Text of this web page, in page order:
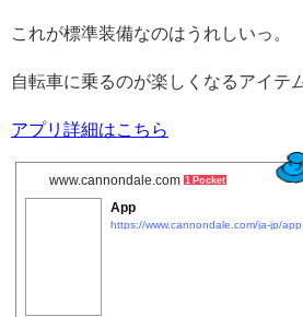
これが標準装備なのはうれしいっ。
自転車に乗るのが楽しくなるアイテ
アプリ詳細はこちら
www.cannondale.com 1 Pocket
App
https://www.cannondale.com/ja-jp/app